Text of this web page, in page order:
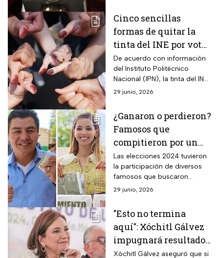
Cinco sencillas
formas de quitar la
tinta del INE por votar
en las elecciones 2024
De acuerdo con información
del Instituto Politécnico
Nacional (IPN), la tinta del INE
es indeleble y dura al menos
tengas.
29 junio, 2026
¿Ganaron o perdieron?
Famosos que
compitieron por un
cargo en las
elecciones 2024; así
les fue
Las elecciones 2024 tuvieron
la participación de diversos
famosos que buscaron
transformar su apoyo en
29 junio, 2026
"Esto no termina
aquí": Xóchitl Gálvez
impugnará resultados
electorales
Xóchitl Gálvez aseguró que si